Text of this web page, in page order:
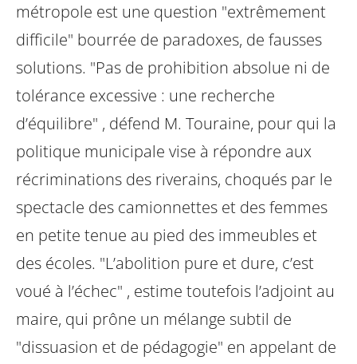
métropole est une question "extrêmement
difficile" bourrée de paradoxes, de fausses
solutions. "Pas de prohibition absolue ni de
tolérance excessive : une recherche
d’équilibre" , défend M. Touraine, pour qui la
politique municipale vise à répondre aux
récriminations des riverains, choqués par le
spectacle des camionnettes et des femmes
en petite tenue au pied des immeubles et
des écoles. "L’abolition pure et dure, c’est
voué à l’échec" , estime toutefois l’adjoint au
maire, qui prône un mélange subtil de
"dissuasion et de pédagogie" en appelant de